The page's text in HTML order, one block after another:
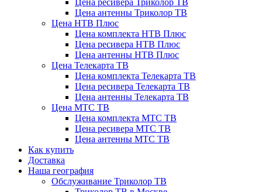
Цена ресивера Триколор ТВ
Цена антенны Триколор ТВ
Цена НТВ Плюс
Цена комплекта НТВ Плюс
Цена ресивера НТВ Плюс
Цена антенны НТВ Плюс
Цена Телекарта ТВ
Цена комплекта Телекарта ТВ
Цена ресивера Телекарта ТВ
Цена антенны Телекарта ТВ
Цена МТС ТВ
Цена комплекта МТС ТВ
Цена ресивера МТС ТВ
Цена антенны МТС ТВ
Как купить
Доставка
Наша география
Обслуживание Триколор ТВ